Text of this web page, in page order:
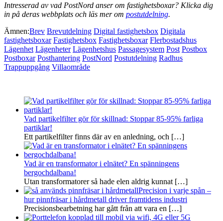
Intresserad av vad PostNord anser om fastighetsboxar? Klicka dig
in på deras webbplats och läs mer om postutdelning.
Ämnen:Brev Brevutdelning Digital fastighetsbox Digitala
fastighetsboxar Fastighetsbox Fastighetsboxar Flerbostadshus
Lägenhet Lägenheter Lägenhetshus Passagesystem Post Postbox
Postboxar Posthantering PostNord Postutdelning Radhus
Trappuppgång Villaområde
Vad partikelfilter gör för skillnad: Stoppar 85-95% farliga
partiklar!
Ett partikelfilter finns där av en anledning, och […]
Vad är en transformator i elnätet? En spänningens
bergochdalbana!
Utan transformatorer så hade elen aldrig kunnat […]
Precision i varje spån –
hur pinnfräsar i hårdmetall driver framtidens industri
Precisionsbearbetning har gått från att vara en […]